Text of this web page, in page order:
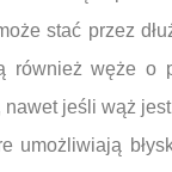
stać przez
również węże o
jeśli wąż
umożliwiają